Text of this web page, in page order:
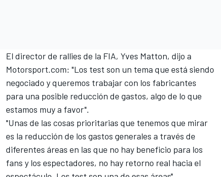
El director de rallies de la FIA, Yves Matton, dijo a
Motorsport.com: "Los test son un tema que está siendo
negociado y queremos trabajar con los fabricantes
para una posible reducción de gastos, algo de lo que
estamos muy a favor".
"Unas de las cosas prioritarias que tenemos que mirar
es la reducción de los gastos generales a través de
diferentes áreas en las que no hay beneficio para los
fans y los espectadores, no hay retorno real hacia el